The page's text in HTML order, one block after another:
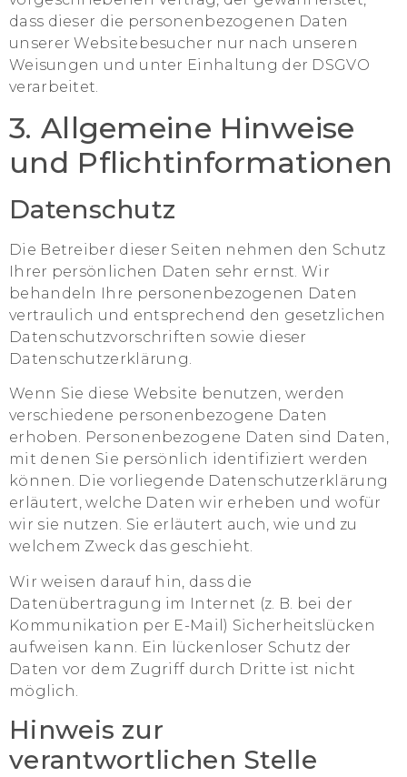
dass dieser die personenbezogenen Daten
unserer Websitebesucher nur nach unseren
Weisungen und unter Einhaltung der DSGVO
verarbeitet.
3. Allgemeine Hinweise
und Pflicht­informationen
Datenschutz
Die Betreiber dieser Seiten nehmen den Schutz
Ihrer persönlichen Daten sehr ernst. Wir
behandeln Ihre personenbezogenen Daten
vertraulich und entsprechend den gesetzlichen
Datenschutzvorschriften sowie dieser
Datenschutzerklärung.
Wenn Sie diese Website benutzen, werden
verschiedene personenbezogene Daten
erhoben. Personenbezogene Daten sind Daten,
mit denen Sie persönlich identifiziert werden
können. Die vorliegende Datenschutzerklärung
erläutert, welche Daten wir erheben und wofür
wir sie nutzen. Sie erläutert auch, wie und zu
welchem Zweck das geschieht.
Wir weisen darauf hin, dass die
Datenübertragung im Internet (z. B. bei der
Kommunikation per E-Mail) Sicherheitslücken
aufweisen kann. Ein lückenloser Schutz der
Daten vor dem Zugriff durch Dritte ist nicht
möglich.
Hinweis zur
verantwortlichen Stelle